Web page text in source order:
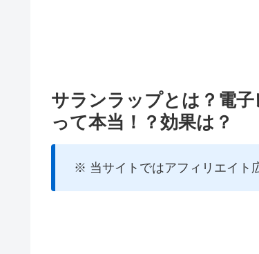
サランラップとは？電
って本当！？効果は？
※ 当サイトではアフィリエイト